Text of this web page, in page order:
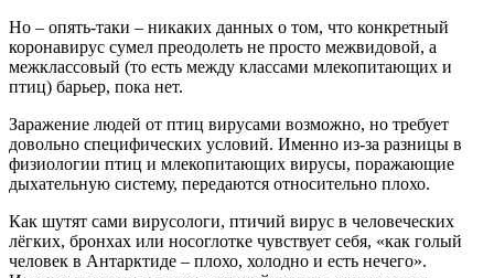
Но – опять-таки – никаких данных о том, что конкретный
коронавирус сумел преодолеть не просто межвидовой, а
межклассовый (то есть между классами млекопитающих и
птиц) барьер, пока нет.
Заражение людей от птиц вирусами возможно, но требует
довольно специфических условий. Именно из-за разницы в
физиологии птиц и млекопитающих вирусы, поражающие
дыхательную систему, передаются относительно плохо.
Как шутят сами вирусологи, птичий вирус в человеческих
лёгких, бронхах или носоглотке чувствует себя, «как голый
человек в Антарктиде – плохо, холодно и есть нечего».